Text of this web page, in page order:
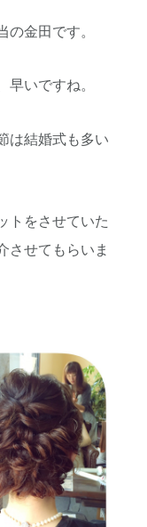
金田です。
いですね。
は結婚式も多い
トをさせていた
させてもらいま